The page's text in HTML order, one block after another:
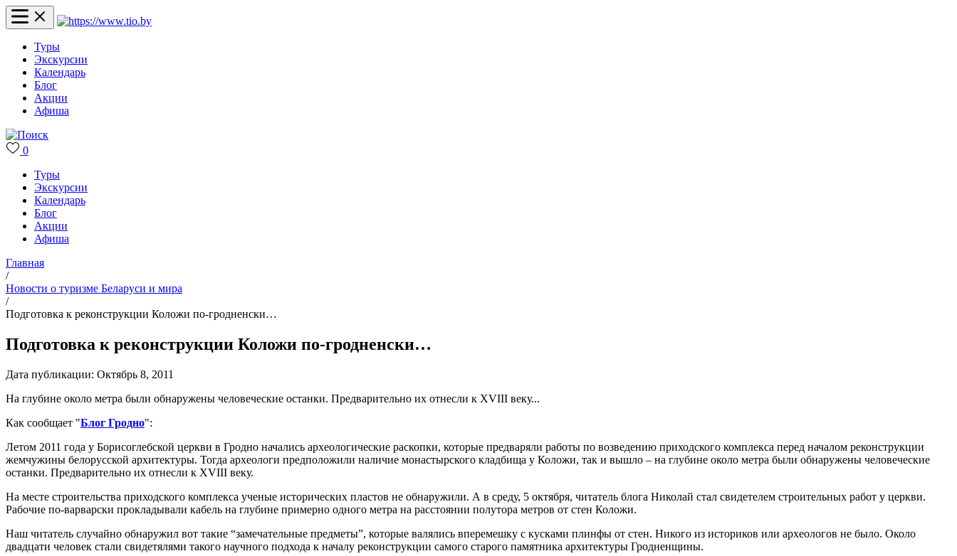
Туры
Экскурсии
Календарь
Блог
Акции
Афиша
0
Туры
Экскурсии
Календарь
Блог
Акции
Афиша
Главная
/
Новости о туризме Беларуси и мира
/
Подготовка к реконструкции Коложи по-гродненски…
Подготовка к реконструкции Коложи по-гродненски…
Дата публикации: Октябрь 8, 2011
На глубине около метра были обнаружены человеческие останки. Предварительно их отнесли к XVIII веку...
Как сообщает "Блог Гродно":
Летом 2011 года у Борисоглебской церкви в Гродно начались археологические раскопки, которые предваряли работы по возведению приходского комплекса перед началом реконструкции
жемчужины белорусской архитектуры. Тогда археологи предположили наличие монастырского кладбища у Коложи, так и вышло – на глубине около метра были обнаружены человеческие
останки. Предварительно их отнесли к XVIII веку.
На месте строительства приходского комплекса ученые исторических пластов не обнаружили. А в среду, 5 октября, читатель блога Николай стал свидетелем строительных работ у церкви.
Рабочие по-варварски прокладывали кабель на глубине примерно одного метра на расстоянии полутора метров от стен Коложи.
Наш читатель случайно обнаружил вот такие “замечательные предметы”, которые валялись вперемешку с кусками плинфы от стен. Никого из историков или археологов не было. Около
двадцати человек стали свидетялями такого научного подхода к началу реконструкции самого старого памятника архитектуры Гродненщины.